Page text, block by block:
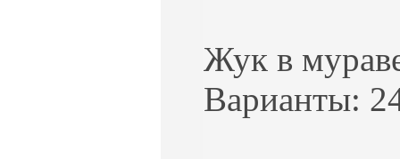
Жук в
Варианты: